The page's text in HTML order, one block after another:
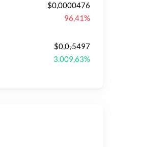
$0,0000476
96,41%
$0,0₇5497
3.009,63%